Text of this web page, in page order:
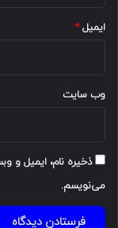
ایمیل*
وب‌ سایت
ذخیره نام، ایمیل و
می‌نویسم.